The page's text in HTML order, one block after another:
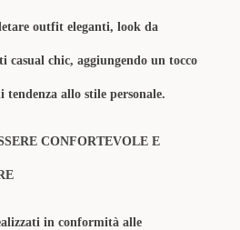
outfit eleganti, look da
casual chic, aggiungendo un tocco
tendenza allo stile personale.
CONFORTEVOLE E
in conformità alle